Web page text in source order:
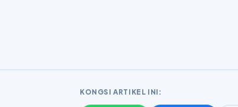
KONGSI ARTIKEL INI: